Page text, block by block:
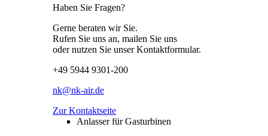
Haben Sie Fragen?
Gerne beraten wir Sie.
Rufen Sie uns an, mailen Sie uns
oder nutzen Sie unser Kontaktformular.
+49 5944 9301-200
nk@nk-air.de
Zur Kontaktseite
Anlasser für Gasturbinen